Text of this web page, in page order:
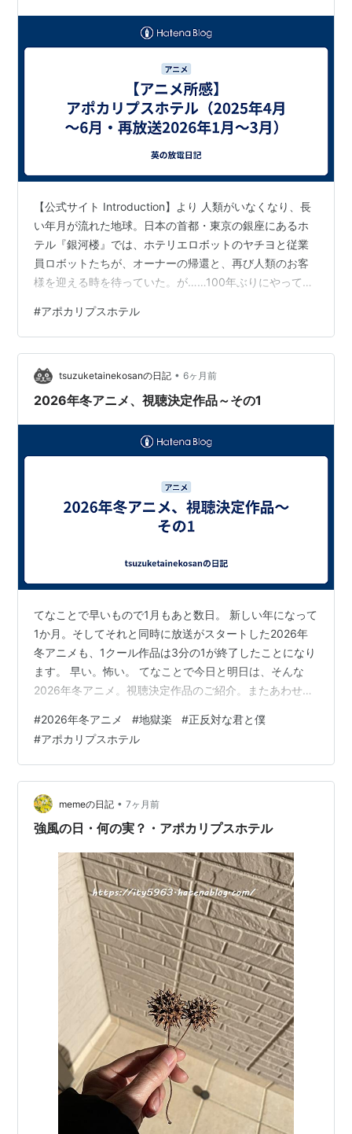
【公式サイト Introduction】より 人類がいなくなり、長
い年月が流れた地球。日本の首都・東京の銀座にあるホ
テル『銀河楼』では、ホテリエロボットのヤチヨと従業
員ロボットたちが、オーナーの帰還と、再び人類のお客
様を迎える時を待っていた。が……100年ぶりにやってき
目的は、宿泊か、侵略か、はたまたどちらでもないの
か……『銀河楼』の威信をかけたヤチヨたちのおもてなし
が、今、始まる……… 上記の説明を補足すると、「人類
がいなくなった」のは、治療や根絶が不可能なウィルス
が地球に蔓延し、やむなく人類は地球を脱出した（ウィ
#アポカリプスホテル
tsuzuketainekosanの日記 • 6ヶ月前
2026年冬アニメ、視聴決定作品～その1
てなことで早いもので1月もあと数日。 新しい年になって
1か月。そしてそれと同時に放送がスタートした2026年
冬アニメも、1クール作品は3分の1が終了したことになり
ます。 早い。怖い。 てなことで今日と明日は、そんな
2026年冬アニメ。視聴決定作品のご紹介。またあわせて
ります。 ではでは。早速、まずは1話視聴感想で間に合わ
なかった、こちらの作品の感想から。 ・『【推しの
子】』 ・・・アニメは3話まで放送されていますが、感
想はあくまで1話のみで。あれですね。お話がどんどん進
んでいくにつれ、そして登場人物たちの活躍の場が広が
っていく、売れっ子に近づ…
#2026年冬アニメ #地獄楽 #正反対な君と僕
#アポカリプスホテル
memeの日記 • 7ヶ月前
強風の日・何の実？・アポカリプスホテル